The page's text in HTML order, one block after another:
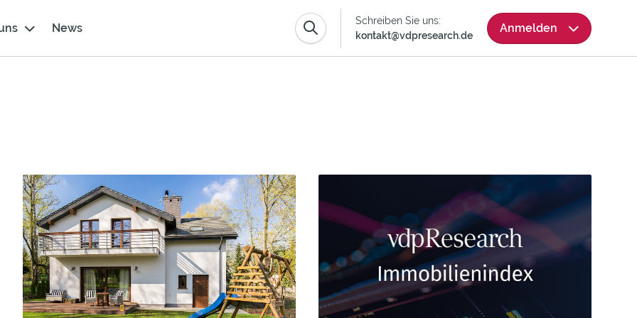
News
Schreiben Sie uns:
kontakt@vdpresearch.de
Skip
Navigation
Anmelden